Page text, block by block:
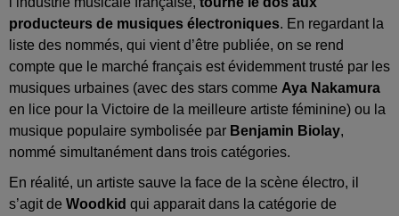
producteurs de musiques électroniques. En regardant la
liste des nommés, qui vient d’être publiée, on se rend
compte que le marché français est évidemment trusté par les
musiques urbaines (avec des stars comme Aya Nakamura
en lice pour la Victoire de la meilleure artiste féminine) ou la
musique populaire symbolisée par Benjamin Biolay,
nommé simultanément dans trois catégories.
En réalité, un artiste sauve la face de la scène électro, il
s’agit de Woodkid qui apparait dans la catégorie de